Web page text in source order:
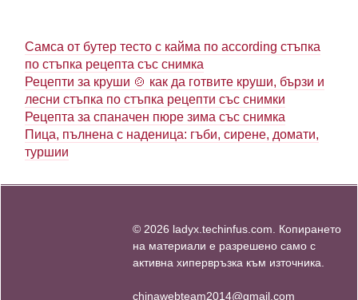
Самса от бутер тесто с кайма по according стъпка
по стъпка рецепта със снимка
Рецепти за круши 🍲 как да готвите круши, бързи и
лесни стъпка по стъпка рецепти със снимки
Рецепта за спаначен пюре зима със снимка
Пица, пълнена с наденица: гъби, сирене, домати,
туршии
© 2026 ladyx.techinfus.com. Копирането
на материали е разрешено само с
активна хипервръзка към източника.
chinawebteam2014@gmail.com